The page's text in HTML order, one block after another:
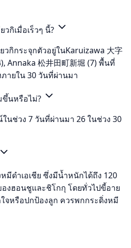
กิเมื่อเร็วๆ นี้?
กิกระจุกตัวอยู่ในKaruizawa 大字
Annaka 松井田町新堀 (7) พื้นที่
ายใน 30 วันที่ผ่านมา
ขึ้นหรือไม่?
นช่วง 7 วันที่ผ่านมา 26 ในช่วง 30
มีดำเอเชีย ซึ่งมีน้ำหนักได้ถึง 120
งฮอนชูและชิโกกุ โดยทั่วไปขี้อาย
จหรือปกป้องลูก ควรพกกระดิ่งหมี